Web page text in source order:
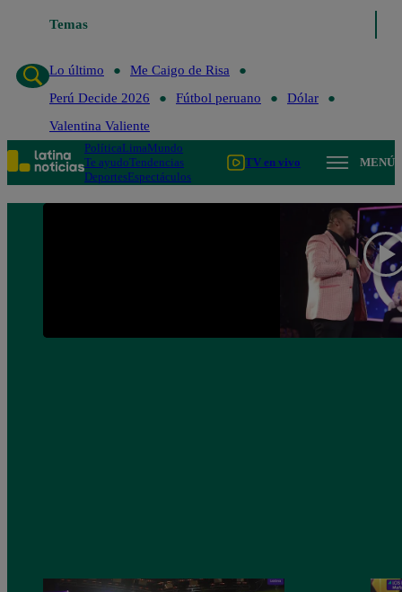
Temas
Lo último
Me Caigo de Risa
Perú Decide 2026
Fútbol peruano
Dólar
Valentina Valiente
PolíticaLimaMundo
Te ayudoTendencias
DeportesEspectáculos
TV en vivo MENÚ